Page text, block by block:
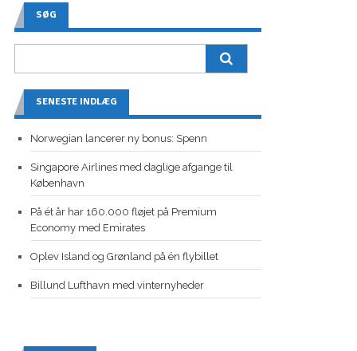
SØG
SENESTE INDLÆG
Norwegian lancerer ny bonus: Spenn
Singapore Airlines med daglige afgange til
København
På ét år har 160.000 fløjet på Premium
Economy med Emirates
Oplev Island og Grønland på én flybillet
Billund Lufthavn med vinternyheder